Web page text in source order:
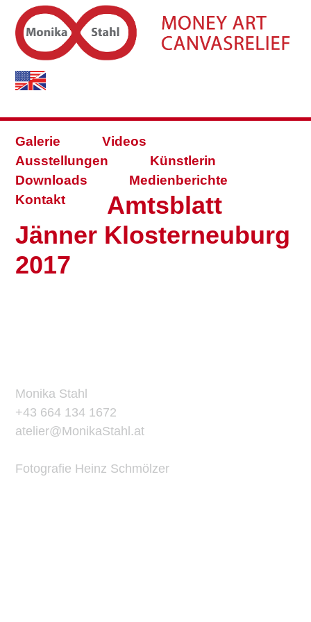
Galerie
Videos
Ausstellungen
Künstlerin
Downloads
Medienberichte
Kontakt
Amtsblatt
Jänner Klosterneuburg
2017
Monika Stahl
+43 664 134 1672
atelier@MonikaStahl.at
Fotografie Heinz Schmölzer